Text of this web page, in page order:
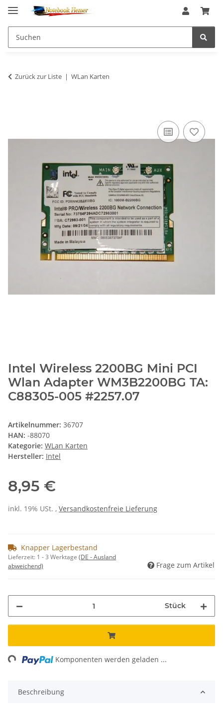
Zurück zur Liste WLan Karten
Intel Wireless 2200BG Mini PCI
Wlan Adapter WM3B2200BG TA:
C88305-005 #2257.07
Artikelnummer: 36707
HAN: -88070
Kategorie: WLan Karten
Hersteller: Intel
8,95 €
inkl. 19% USt. , Versandkostenfreie Lieferung
Knapper Lagerbestand
Lieferzeit: 1 - 3 Werktage (DE - Ausland
abweichend)
Frage zum Artikel
Stück
Komponenten werden geladen ...
Beschreibung